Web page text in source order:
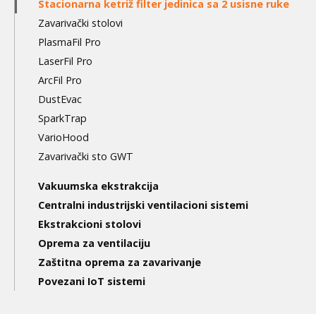
Stacionarna ketriž filter jedinica sa 2 usisne ruke
Zavarivački stolovi
PlasmaFil Pro
LaserFil Pro
ArcFil Pro
DustEvac
SparkTrap
VarioHood
Zavarivački sto GWT
Vakuumska ekstrakcija
Centralni industrijski ventilacioni sistemi
Ekstrakcioni stolovi
Oprema za ventilaciju
Zaštitna oprema za zavarivanje
Povezani IoT sistemi